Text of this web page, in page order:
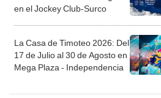
en el Jockey Club-Surco
La Casa de Timoteo 2026: Del
17 de Julio al 30 de Agosto en
Mega Plaza - Independencia